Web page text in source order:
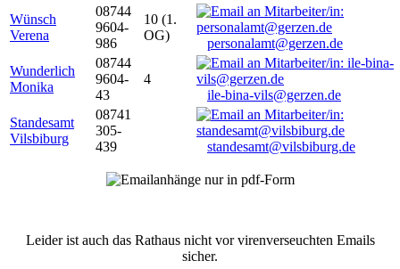
Wünsch
Verena
08744
9604-
986
10 (1.
OG)
personalamt@gerzen.de
Wunderlich
Monika
08744
9604-
43
4
ile-bina-vils@gerzen.de
Standesamt
Vilsbiburg
08741
305-
439
standesamt@vilsbiburg.de
Leider ist auch das Rathaus nicht vor virenverseuchten Emails
sicher.